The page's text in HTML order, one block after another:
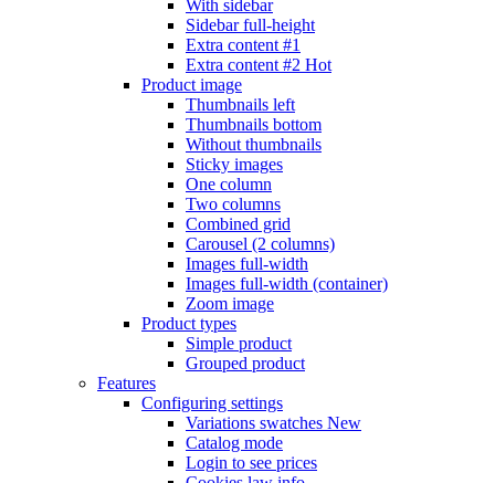
With sidebar
Sidebar full-height
Extra content #1
Extra content #2 Hot
Product image
Thumbnails left
Thumbnails bottom
Without thumbnails
Sticky images
One column
Two columns
Combined grid
Carousel (2 columns)
Images full-width
Images full-width (container)
Zoom image
Product types
Simple product
Grouped product
Features
Configuring settings
Variations swatches New
Catalog mode
Login to see prices